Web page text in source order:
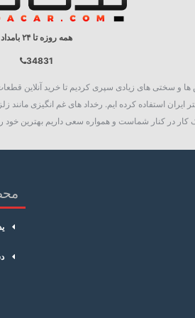
همه روزه تا ۲۴ بامداد
34831
به فعالیت نمود، چالش ها و سختی های زیادی سپری کردیم
استفاده کرده ایم. رخداد های غم انگیزی
در کنار شماست و همواره سعی داریم بهترین خود را